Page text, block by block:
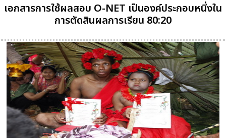
เอกสารการใช้ผลสอบ O-NET เป็นองค์ประกอบหนึ่งใน
การตัดสินผลการเรียน 80:20